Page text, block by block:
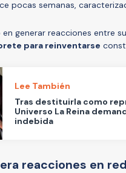
pocas semanas,
generar reacciones entre
para reinventarse
Lee También
Tras destituirla como
Universo La Reina
indebida
reacciones en